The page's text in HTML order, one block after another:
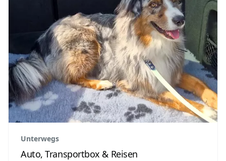
Unterwegs
Auto, Transportbox & Reisen